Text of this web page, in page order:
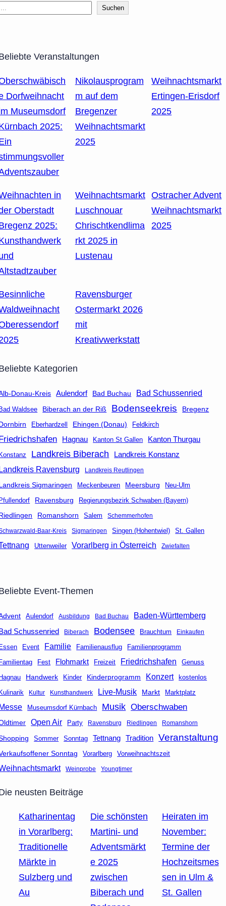
Suchen
Veranstaltungen
Dorfweihnacht
Museumsdorf
2025:
Nikolausprogram
m auf dem
Bregenzer
Weihnachtsmarkt
2025
Weihnachtsmarkt
Ertingen-Erisdorf
2025
in
Oberstadt
2025:
Weihnachtsmarkt
Luschnouar
Chrischtkendlima
rkt 2025 in
Lustenau
Ostracher Advent
Weihnachtsmarkt
2025
Ravensburger
Ostermarkt 2026
mit
Kreativwerkstatt
Kategorien
Donau-Kreis Aulendorf Bad Buchau Bad Schussenried
Bad Waldsee Biberach an der Riß Bodenseekreis
Bregenz
Dornbirn
Eberhardzell Ehingen (Donau) Feldkirch
Hagnau Kanton St Gallen Kanton Thurgau
Konstanz Landkreis Biberach Landkreis Konstanz
Ravensburg Landkreis Reutlingen
Sigmaringen Meckenbeuren Meersburg Neu-Ulm
Pfullendorf Ravensburg Regierungsbezirk Schwaben (Bayern)
Romanshorn Salem Schemmerhofen
Baar-Kreis Sigmaringen Singen (Hohentwiel) St. Gallen
Uttenweiler Vorarlberg in Österreich Zwiefalten
Event-Themen
Aulendorf Ausbildung Bad Buchau
Baden-Württemberg
Schussenried
Biberach Bodensee Brauchtum Einkaufen
Essen Event Familie Familienausflug Familienprogramm
Familientag Fest Flohmarkt Freizeit Friedrichshafen Genuss
Hagnau Handwerk Kinder Kinderprogramm Konzert kostenlos
Kulinarik Kultur Kunsthandwerk Live-Musik Markt Marktplatz
Messe Museumsdorf Kürnbach Musik Oberschwaben
Open Air Party Ravensburg Riedlingen Romanshorn
Sommer Sonntag Tettnang Tradition Veranstaltung
Sonntag Vorarlberg Vorweihnachtszeit
Weinprobe Youngtimer
neusten Beiträge
Katharinentag
in Vorarlberg:
Traditionelle
Märkte in
Sulzberg und
Au
Die schönsten
Martini- und
Adventsmärkt
e 2025
zwischen
Biberach und
Heiraten im
November:
Termine der
Hochzeitsmes
sen in Ulm &
St. Gallen